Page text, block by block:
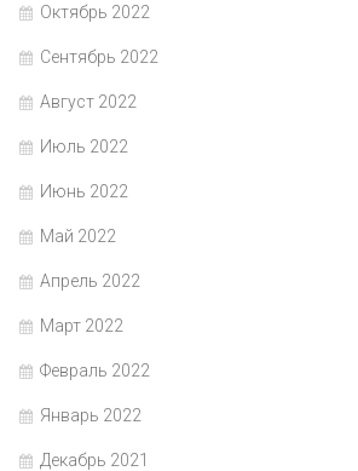
Октябрь 2022
Сентябрь 2022
Август 2022
Июль 2022
Июнь 2022
Май 2022
Апрель 2022
Март 2022
Февраль 2022
Январь 2022
Декабрь 2021